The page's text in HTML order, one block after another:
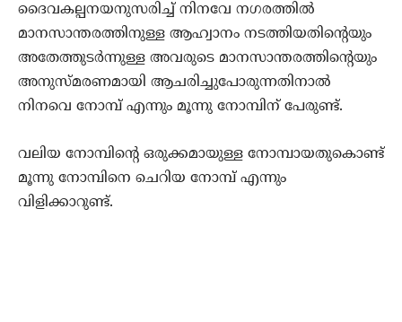
ദൈവകല്പനയനുസരിച്ച് നിനവേ നഗരത്തില്‍
മാനസാന്തരത്തിനുള്ള ആഹ്വാനം നടത്തിയതിന്റെയും
അതേത്തുടര്‍ന്നുള്ള അവരുടെ മാനസാന്തരത്തിന്റെയും
അനുസ്മരണമായി ആചരിച്ചുപോരുന്നതിനാല്‍
നിനവെ നോമ്പ് എന്നും മൂന്നു നോമ്പിന് പേരുണ്ട്.
വലിയ നോമ്പിന്റെ ഒരുക്കമായുള്ള നോമ്പായതുകൊണ്ട്
മൂന്നു നോമ്പിനെ ചെറിയ നോമ്പ് എന്നും
വിളിക്കാറുണ്ട്.